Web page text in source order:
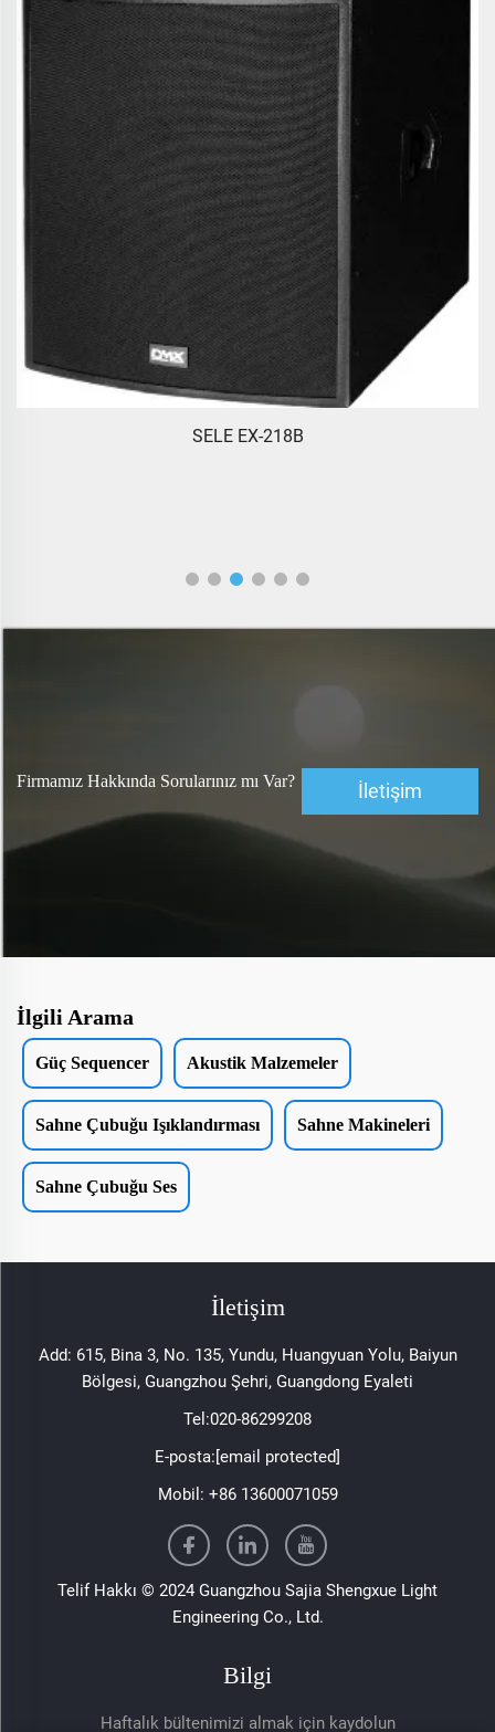
SELE EX-218B
Firmamız Hakkında Sorularınız mı Var? İletişim
İlgili Arama
Güç Sequencer Akustik Malzemeler
Sahne Çubuğu Işıklandırması Sahne Makineleri
Sahne Çubuğu Ses
İletişim
Add: 615, Bina 3, No. 135, Yundu, Huangyuan Yolu, Baiyun
Bölgesi, Guangzhou Şehri, Guangdong Eyaleti
Tel:020-86299208
E-posta:[email protected]
Mobil: +86 13600071059
Telif Hakkı © 2024 Guangzhou Sajia Shengxue Light
Engineering Co., Ltd.
Bilgi
Haftalık bültenimizi almak için kaydolun